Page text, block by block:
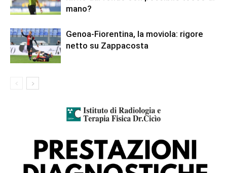
mano?
Genoa-Fiorentina, la moviola: rigore
netto su Zappacosta